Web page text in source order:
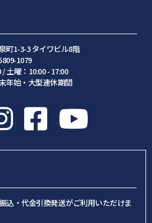
町1-3-3 タイワビル8階
1079
土曜：10:00 - 17:00
年始・大型連休期間
込・代金引換発送がご利用いただけま